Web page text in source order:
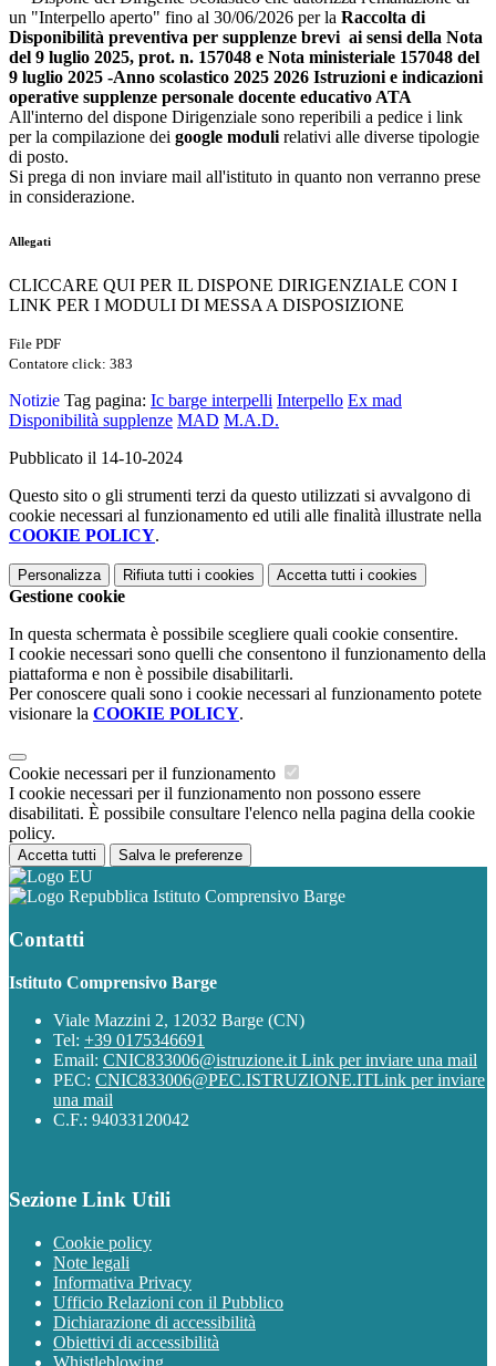
un "Interpello aperto" fino al 30/06/2026 per la Raccolta di
Disponibilità preventiva per supplenze brevi ai sensi della Nota
del 9 luglio 2025, prot. n. 157048 e Nota ministeriale 157048 del
9 luglio 2025 -Anno scolastico 2025 2026 Istruzioni e indicazioni
operative supplenze personale docente educativo ATA
All'interno del dispone Dirigenziale sono reperibili a pedice i link
per la compilazione dei google moduli relativi alle diverse tipologie
di posto.
Si prega di non inviare mail all'istituto in quanto non verranno prese
in considerazione.
Allegati
CLICCARE QUI PER IL DISPONE DIRIGENZIALE CON I
LINK PER I MODULI DI MESSA A DISPOSIZIONE
File PDF
Contatore click: 383
Notizie Tag pagina: Ic barge interpelli Interpello Ex mad
Disponibilità supplenze MAD M.A.D.
Pubblicato il 14-10-2024
Questo sito o gli strumenti terzi da questo utilizzati si avvalgono di
cookie necessari al funzionamento ed utili alle finalità illustrate nella
COOKIE POLICY.
Personalizza Rifiuta tutti i cookies Accetta tutti i cookies
Gestione cookie
In questa schermata è possibile scegliere quali cookie consentire.
I cookie necessari sono quelli che consentono il funzionamento della
piattaforma e non è possibile disabilitarli.
Per conoscere quali sono i cookie necessari al funzionamento potete
visionare la COOKIE POLICY.
Cookie necessari per il funzionamento
I cookie necessari per il funzionamento non possono essere
disabilitati. È possibile consultare l'elenco nella pagina della cookie
policy.
Accetta tutti Salva le preferenze
Istituto Comprensivo Barge
Contatti
Istituto Comprensivo Barge
Viale Mazzini 2, 12032 Barge (CN)
Tel: +39 0175346691
Email: CNIC833006@istruzione.it Link per inviare una mail
PEC: CNIC833006@PEC.ISTRUZIONE.ITLink per inviare
una mail
C.F.: 94033120042
Sezione Link Utili
Cookie policy
Note legali
Informativa Privacy
Ufficio Relazioni con il Pubblico
Dichiarazione di accessibilità
Obiettivi di accessibilità
Whistleblowing